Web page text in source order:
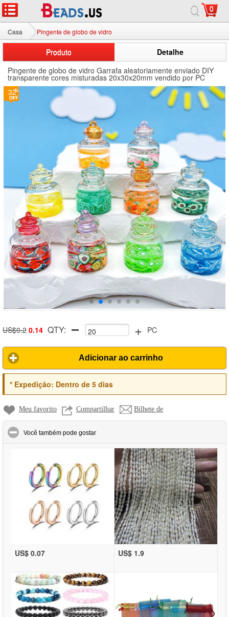
0
Casa Pingente de globo de vidro
Produto
Detalhe
Pingente de globo de vidro Garrafa aleatoriamente enviado DIY
transparente cores misturadas 20x30x20mm vendido por PC
US$0.2 0.14 QTY: + PC
Adicionar ao carrinho
*Expedição: Dentro de 5 dias
Meu favorito Compartilhar Bilhete de
Você também pode gostar
US$ 0.07 US$ 1.9